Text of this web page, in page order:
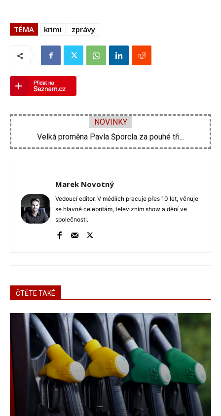
TÉMA krimi zprávy
NOVINKY
Velká proměna Pavla Šporcla za pouhé tři...
Marek Novotný
Vedoucí editor. V médiích pracuje přes 10 let, věnuje
se hlavně celebritám, televizním show a dění ve
společnosti.
ČTĚTE TAKÉ